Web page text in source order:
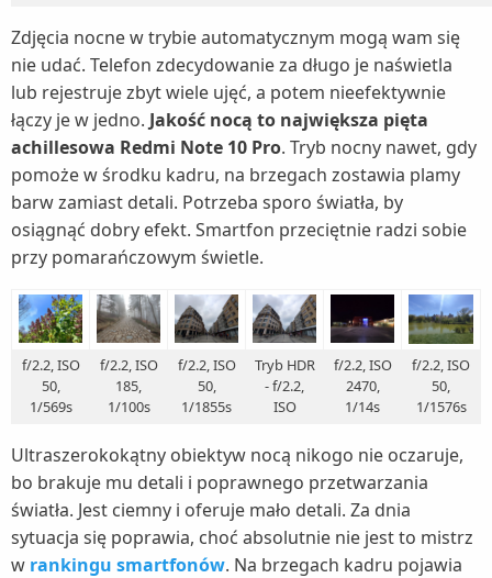
Zdjęcia nocne w trybie automatycznym mogą wam się
nie udać. Telefon zdecydowanie za długo je naświetla
lub rejestruje zbyt wiele ujęć, a potem nieefektywnie
łączy je w jedno. Jakość nocą to największa pięta
achillesowa Redmi Note 10 Pro. Tryb nocny nawet, gdy
pomoże w środku kadru, na brzegach zostawia plamy
barw zamiast detali. Potrzeba sporo światła, by
osiągnąć dobry efekt. Smartfon przeciętnie radzi sobie
przy pomarańczowym świetle.
f/2.2, ISO
50,
1/569s
f/2.2, ISO
185,
1/100s
f/2.2, ISO
50,
1/1855s
Tryb HDR
- f/2.2,
ISO
f/2.2, ISO
2470,
1/14s
f/2.2, ISO
50,
1/1576s
Ultraszerokokątny obiektyw nocą nikogo nie oczaruje,
bo brakuje mu detali i poprawnego przetwarzania
światła. Jest ciemny i oferuje mało detali. Za dnia
sytuacja się poprawia, choć absolutnie nie jest to mistrz
w rankingu smartfonów. Na brzegach kadru pojawia